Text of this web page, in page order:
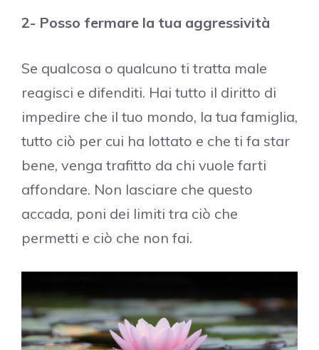
2- Posso fermare la tua aggressività
Se qualcosa o qualcuno ti tratta male
reagisci e difenditi. Hai tutto il diritto di
impedire che il tuo mondo, la tua famiglia,
tutto ciò per cui ha lottato e che ti fa star
bene, venga trafitto da chi vuole farti
affondare. Non lasciare che questo
accada, poni dei limiti tra ciò che
permetti e ciò che non fai.